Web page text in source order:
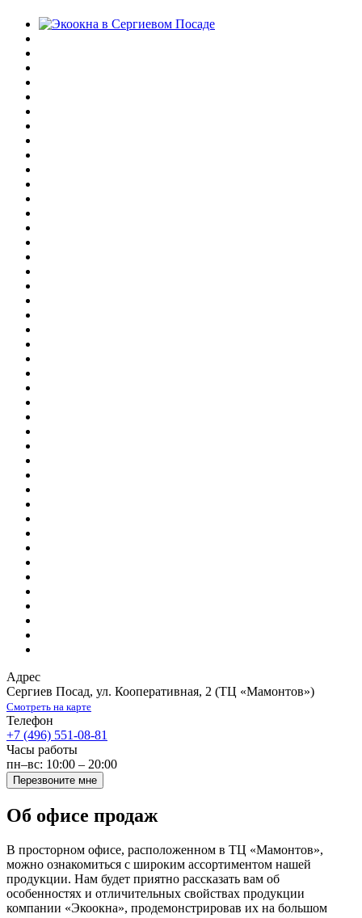
Адрес
Сергиев Посад, ул. Кооперативная, 2 (ТЦ «Мамонтов»)
Смотреть на карте
Телефон
+7 (496) 551-08-81
Часы работы
пн–вс: 10:00 – 20:00
Перезвоните мне
Об офисе продаж
В просторном офисе, расположенном в ТЦ «Мамонтов»,
можно ознакомиться с широким ассортиментом нашей
продукции. Нам будет приятно рассказать вам об
особенностях и отличительных свойствах продукции
компании «Экоокна», продемонстрировав их на большом